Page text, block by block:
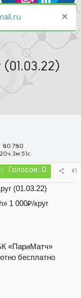
80 780
3м 51с
Голосов: 0 #1
(01.03.22)
«ПариМатч»
бесплатно